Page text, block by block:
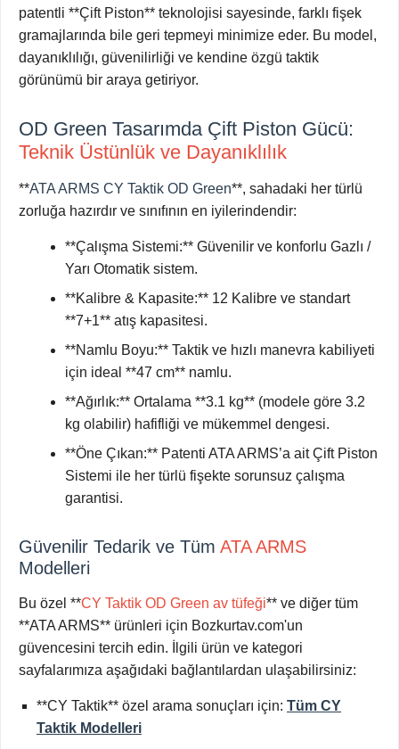
patentli **Çift Piston** teknolojisi sayesinde, farklı fişek
gramajlarında bile geri tepmeyi minimize eder. Bu model,
dayanıklılığı, güvenilirliği ve kendine özgü taktik
görünümü bir araya getiriyor.
OD Green Tasarımda Çift Piston Gücü:
Teknik Üstünlük ve Dayanıklılık
**ATA ARMS CY Taktik OD Green**, sahadaki her türlü
zorluğa hazırdır ve sınıfının en iyilerindendir:
**Çalışma Sistemi:** Güvenilir ve konforlu Gazlı /
Yarı Otomatik sistem.
**Kalibre & Kapasite:** 12 Kalibre ve standart
**7+1** atış kapasitesi.
**Namlu Boyu:** Taktik ve hızlı manevra kabiliyeti
için ideal **47 cm** namlu.
**Ağırlık:** Ortalama **3.1 kg** (modele göre 3.2
kg olabilir) hafifliği ve mükemmel dengesi.
**Öne Çıkan:** Patenti ATA ARMS’a ait Çift Piston
Sistemi ile her türlü fişekte sorunsuz çalışma
garantisi.
Güvenilir Tedarik ve Tüm ATA ARMS
Modelleri
Bu özel **CY Taktik OD Green av tüfeği** ve diğer tüm
**ATA ARMS** ürünleri için Bozkurtav.com'un
güvencesini tercih edin. İlgili ürün ve kategori
sayfalarımıza aşağıdaki bağlantılardan ulaşabilirsiniz:
**CY Taktik** özel arama sonuçları için: Tüm CY
Taktik Modelleri